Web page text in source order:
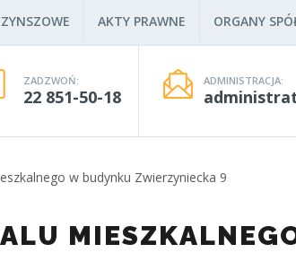
AKTY PRAWNE ORGANY
ZADZWOŃ:
22 851-50-18
ADMINISTRACJA:
w budynku Zwierzyniecka 9